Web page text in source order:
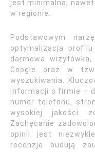
jest minimalna,
w regionie.
Podstawowym
optymalizacja
darmowa
Google oraz w
wyszukiwania.
informacji o firmie –
numer telefonu,
wysokiej jakości
Zachęcanie
opinii jest
recenzje budują